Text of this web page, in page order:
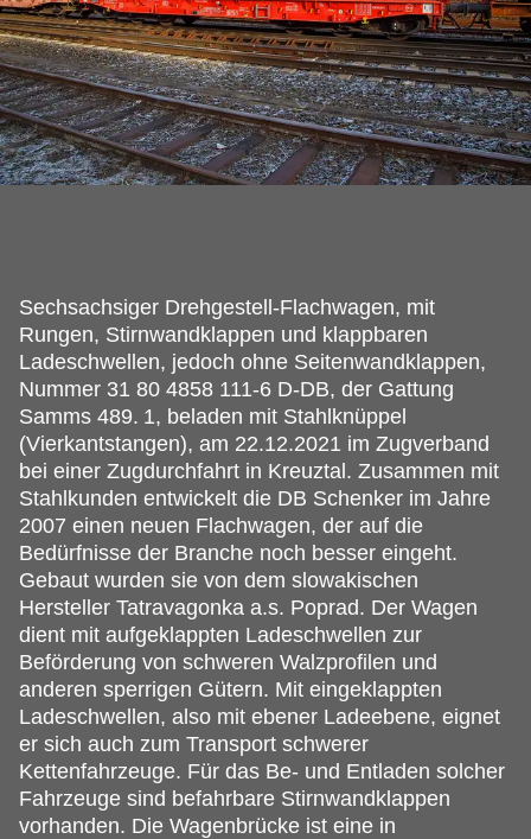
Sechsachsiger Drehgestell-Flachwagen, mit
Rungen, Stirnwandklappen und klappbaren
Ladeschwellen, jedoch ohne Seitenwandklappen,
Nummer 31 80 4858 111-6 D-DB, der Gattung
Samms 489. 1, beladen mit Stahlknüppel
(Vierkantstangen), am 22.12.2021 im Zugverband
bei einer Zugdurchfahrt in Kreuztal. Zusammen mit
Stahlkunden entwickelt die DB Schenker im Jahre
2007 einen neuen Flachwagen, der auf die
Bedürfnisse der Branche noch besser eingeht.
Gebaut wurden sie von dem slowakischen
Hersteller Tatravagonka a.s. Poprad. Der Wagen
dient mit aufgeklappten Ladeschwellen zur
Beförderung von schweren Walzprofilen und
anderen sperrigen Gütern. Mit eingeklappten
Ladeschwellen, also mit ebener Ladeebene, eignet
er sich auch zum Transport schwerer
Kettenfahrzeuge. Für das Be- und Entladen solcher
Fahrzeuge sind befahrbare Stirnwandklappen
vorhanden. Die Wagenbrücke ist eine in